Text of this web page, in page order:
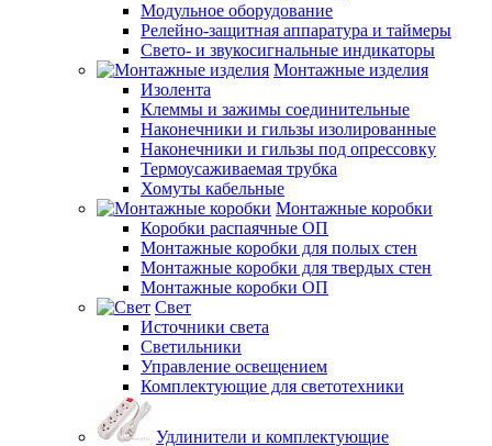
Модульное оборудование
Релейно-защитная аппаратура и таймеры
Свето- и звукосигнальные индикаторы
Монтажные изделия
Изолента
Клеммы и зажимы соединительные
Наконечники и гильзы изолированные
Наконечники и гильзы под опрессовку
Термоусаживаемая трубка
Хомуты кабельные
Монтажные коробки
Коробки распаячные ОП
Монтажные коробки для полых стен
Монтажные коробки для твердых стен
Монтажные коробки ОП
Свет
Источники света
Светильники
Управление освещением
Комплектующие для светотехники
Удлинители и комплектующие